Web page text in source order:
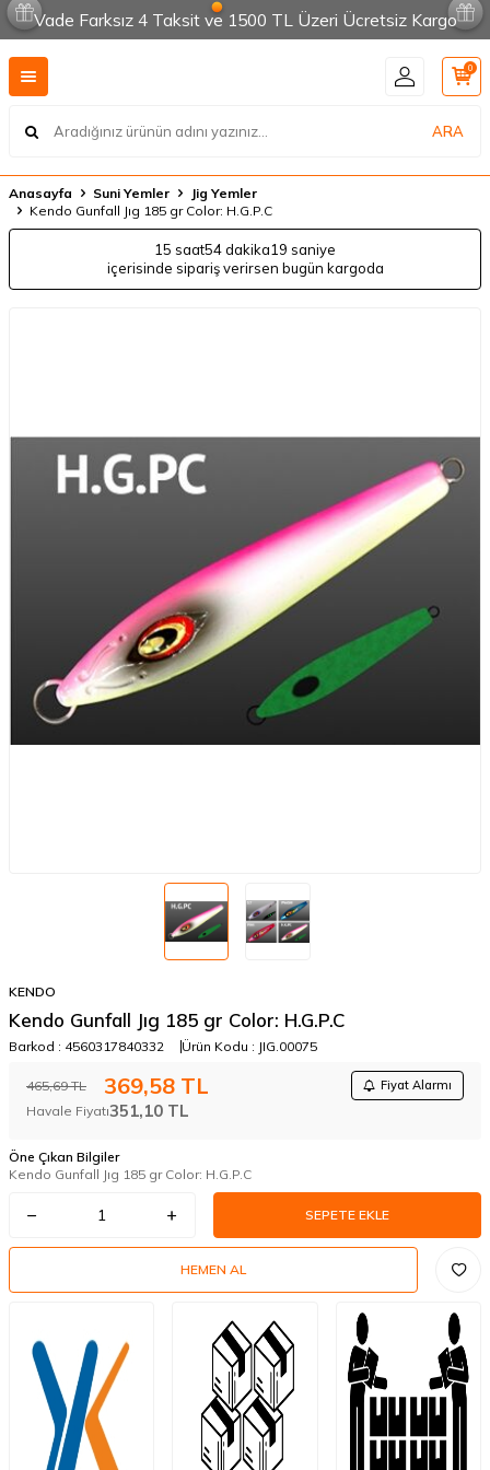
Vade Farksız 4 Taksit ve 1500 TL Üzeri Ücretsiz Kargo
ARA
0
Anasayfa Suni Yemler
Jig Yemler
Kendo Gunfall Jıg 185 gr Color: H.G.P.C
15 saat54 dakika19 saniye
içerisinde sipariş verirsen bugün kargoda
KENDO
Kendo Gunfall Jıg 185 gr Color: H.G.P.C
Barkod : 4560317840332 Ürün Kodu : JIG.00075
465,69TL 369,58 TL Fiyat Alarmı
Havale Fiyatı351,10 TL
Öne Çıkan Bilgiler
Kendo Gunfall Jıg 185 gr Color: H.G.P.C
SEPETE EKLE
HEMEN AL